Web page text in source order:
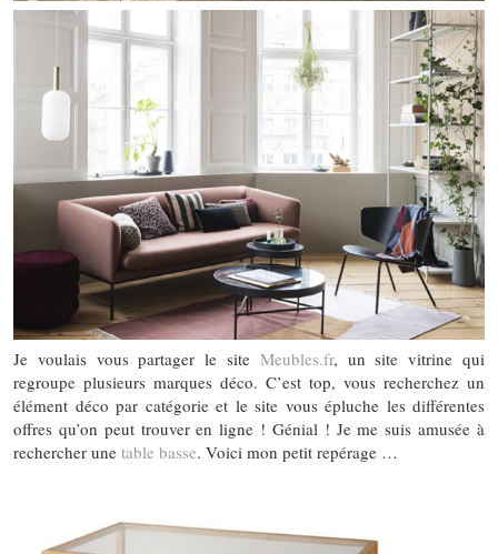
Je voulais vous partager le site Meubles.fr, un site vitrine qui
regroupe plusieurs marques déco. C’est top, vous recherchez un
élément déco par catégorie et le site vous épluche les différentes
offres qu’on peut trouver en ligne ! Génial ! Je me suis amusée à
rechercher une table basse. Voici mon petit repérage …